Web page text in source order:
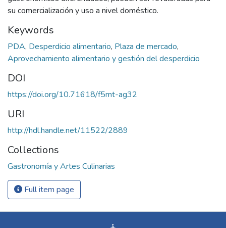
su comercialización y uso a nivel doméstico.
Keywords
PDA, Desperdicio alimentario, Plaza de mercado,
Aprovechamiento alimentario y gestión del desperdicio
DOI
https://doi.org/10.71618/f5mt-ag32
URI
http://hdl.handle.net/11522/2889
Collections
Gastronomía y Artes Culinarias
Full item page